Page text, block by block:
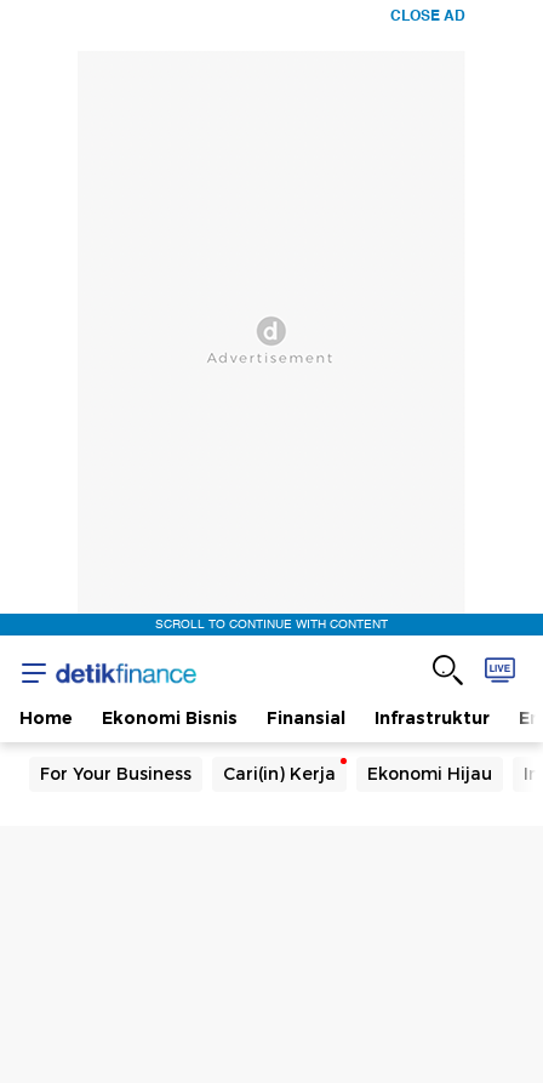
CLOSE AD
SCROLL TO CONTINUE WITH CONTENT
Home Ekonomi Bisnis Finansial Infrastruktur
For Your Business Cari(in) Kerja Ekonomi Hijau